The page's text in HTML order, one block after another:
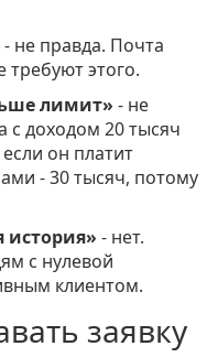
- не правда. Почта
этого.
лимит» - не
с доходом 20 тысяч
он платит
- 30 тысяч, потому
- нет.
с нулевой
клиентом.
заявку